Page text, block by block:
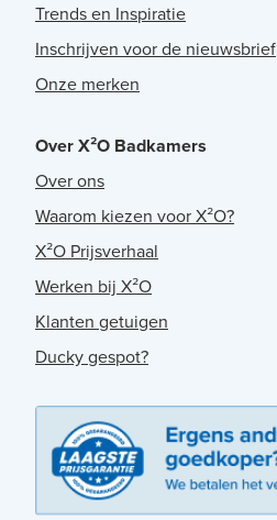
Trends en Inspiratie
Inschrijven voor de nieuwsbrief
Onze merken
Over X²O Badkamers
Over ons
Waarom kiezen voor X²O?
X²O Prijsverhaal
Werken bij X²O
Klanten getuigen
Ducky gespot?